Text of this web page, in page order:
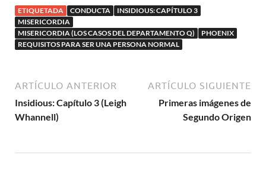
ETIQUETADA CONDUCTA
INSIDIOUS: CAPÍTULO 3
MISERICORDIA
MISERICORDIA (LOS CASOS DEL DEPARTAMENTO Q)
PHOENIX
REQUISITOS PARA SER UNA PERSONA NORMAL
ARTÍCULO ANTERIOR
Insidious: Capítulo 3 (Leigh
Whannell)
ARTÍCULO SIGUIENTE
Primeras imágenes de
Segundo Origen